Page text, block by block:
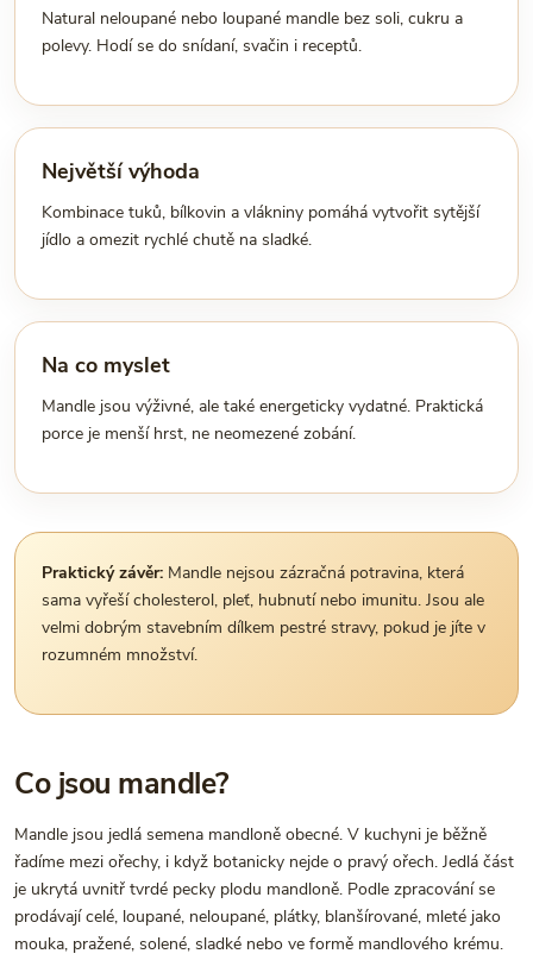
Natural neloupané nebo loupané mandle bez soli, cukru a
polevy. Hodí se do snídaní, svačin i receptů.
Největší výhoda
Kombinace tuků, bílkovin a vlákniny pomáhá vytvořit sytější
jídlo a omezit rychlé chutě na sladké.
Na co myslet
Mandle jsou výživné, ale také energeticky vydatné. Praktická
porce je menší hrst, ne neomezené zobání.
Praktický závěr: Mandle nejsou zázračná potravina, která
sama vyřeší cholesterol, pleť, hubnutí nebo imunitu. Jsou ale
velmi dobrým stavebním dílkem pestré stravy, pokud je jíte v
rozumném množství.
Co jsou mandle?
Mandle jsou jedlá semena mandloně obecné. V kuchyni je běžně
řadíme mezi ořechy, i když botanicky nejde o pravý ořech. Jedlá část
je ukrytá uvnitř tvrdé pecky plodu mandloně. Podle zpracování se
prodávají celé, loupané, neloupané, plátky, blanšírované, mleté jako
mouka, pražené, solené, sladké nebo ve formě mandlového krému.